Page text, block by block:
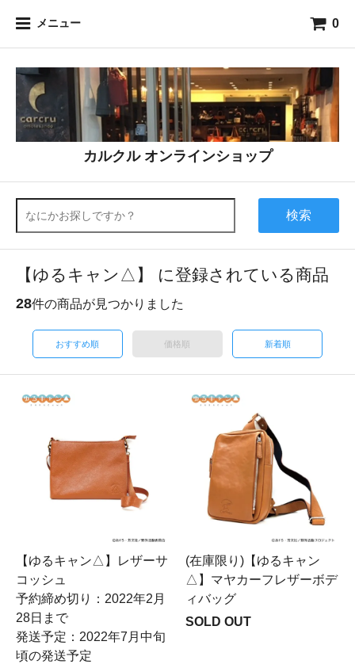
メニュー 0
カルクル オンラインショップ
検索
【ゆるキャン△】 に登録されている商品
28件の商品が見つかりました
おすすめ順 価格順 新着順
【ゆるキャン△】レザーサ
コッシュ
予約締め切り：2022年2月
28日まで
発送予定：2022年7月中旬
頃の発送予定
(在庫限り)【ゆるキャン
△】マヤカーフレザーボデ
ィバッグ
SOLD OUT